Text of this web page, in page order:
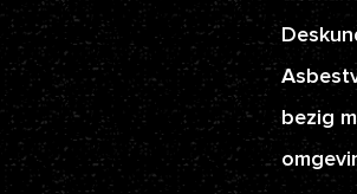
bezig